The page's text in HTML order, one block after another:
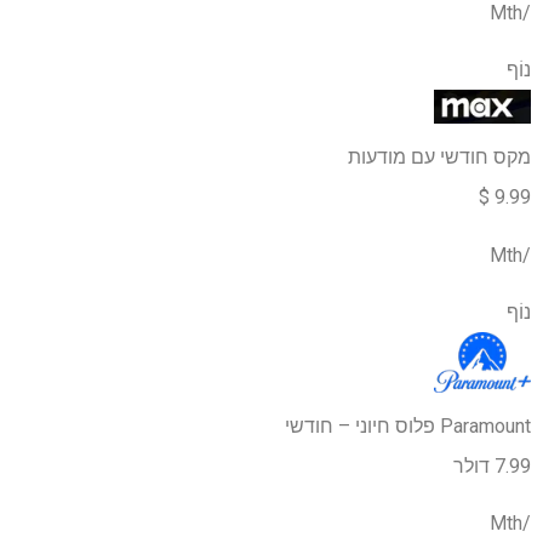
/Mth
נוֹף
מקס חודשי עם מודעות
9.99 $
/Mth
נוֹף
Paramount פלוס חיוני – חודשי
7.99 דולר
/Mth